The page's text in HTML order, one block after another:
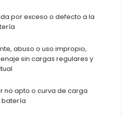
por exceso o defecto a la
abuso o uso impropio,
sin cargas regulares y
no apto o curva de carga
batería